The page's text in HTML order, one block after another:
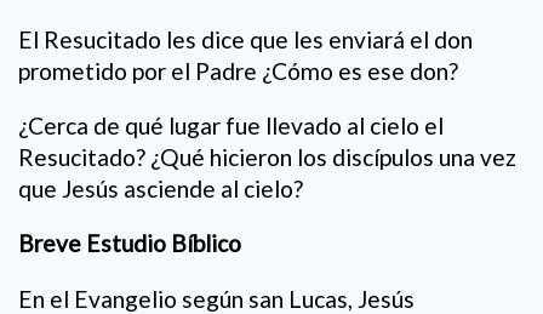
El Resucitado les dice que les enviará el don
prometido por el Padre ¿Cómo es ese don?
¿Cerca de qué lugar fue llevado al cielo el
Resucitado? ¿Qué hicieron los discípulos una vez
que Jesús asciende al cielo?
Breve Estudio Bíblico
En el Evangelio según san Lucas, Jesús